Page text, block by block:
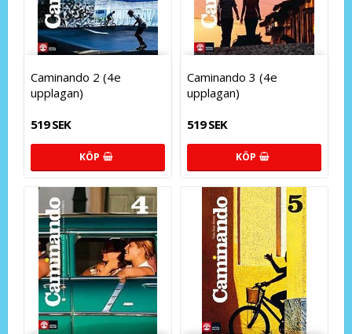
Caminando 2 (4e
upplagan)
519 SEK
KÖP
Caminando 3 (4e
upplagan)
519 SEK
KÖP